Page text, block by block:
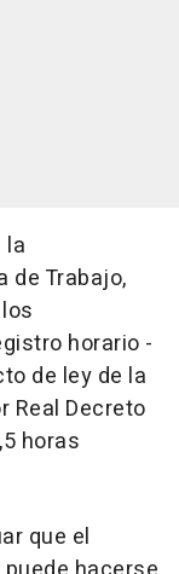
la
de Trabajo,
horario -
de ley de la
Real Decreto
horas
que el